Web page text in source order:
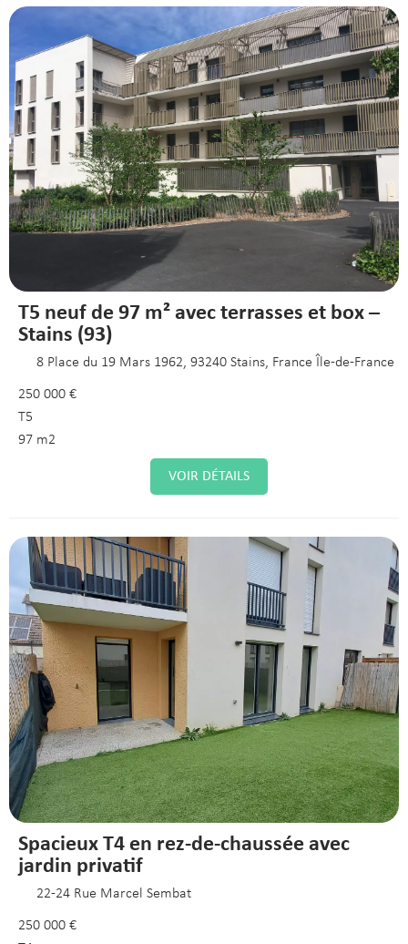
T5 neuf de 97 m² avec terrasses et box –
Stains (93)
8 Place du 19 Mars 1962, 93240 Stains, France Île-de-France
250 000 €
T5
97 m2
VOIR DÉTAILS
Spacieux T4 en rez-de-chaussée avec
jardin privatif
22-24 Rue Marcel Sembat
250 000 €